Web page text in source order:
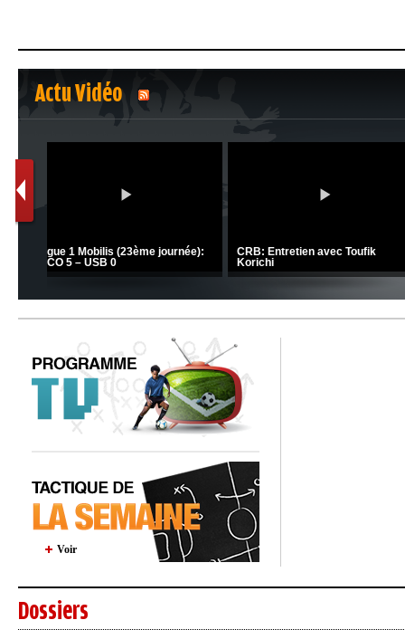
Actu Vidéo
1 2
CRB: Entretien avec Toufik
Korichi
Ligue 1 Mobilis (23ème journée):
MCO 5 – USB 0
Voir
Dossiers